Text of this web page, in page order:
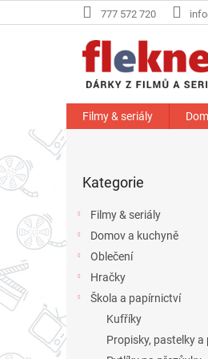
na
777 572 720
Filmy & seriály
P
n
a
n
kategorie
Kategorie
Filmy & seriály
Domov a kuchyně
Oblečení
Hračky
Škola a papírnictví
Kufříky
Propisky, pastelky a